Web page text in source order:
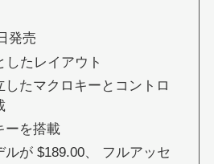
発売
したレイアウト
したマクロキーとコントロ
ーを搭載
が $189.00、 フルアッセ